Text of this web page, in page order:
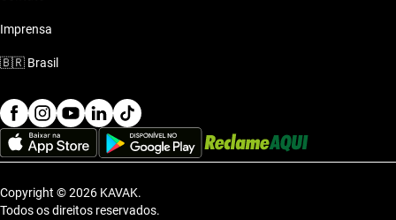
Imprensa
🇧🇷 Brasil
Copyright © 2026 KAVAK.
Todos os direitos reservados.